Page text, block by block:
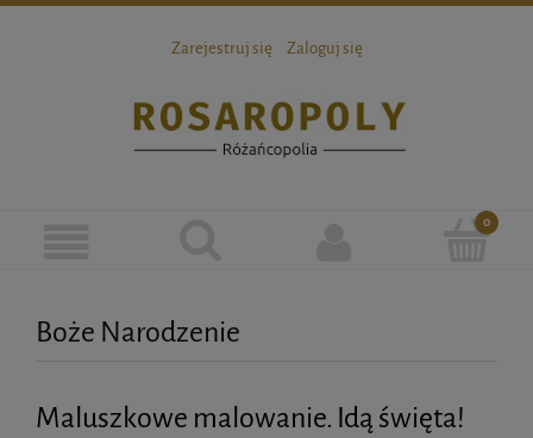
Zarejestruj się Zaloguj się
Boże Narodzenie
Maluszkowe malowanie. Idą święta!